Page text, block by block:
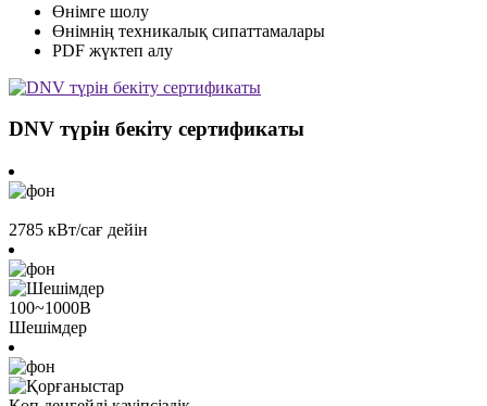
Өнімге шолу
Өнімнің техникалық сипаттамалары
PDF жүктеп алу
DNV түрін бекіту сертификаты
2785 кВт/сағ дейін
100~1000В
Шешімдер